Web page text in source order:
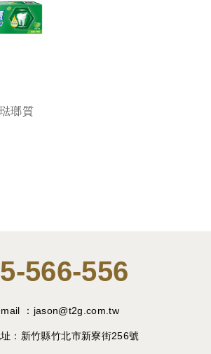
瑯質
566-556
： jason@t2g.com.tw
： 新竹縣竹北市新寮街256號